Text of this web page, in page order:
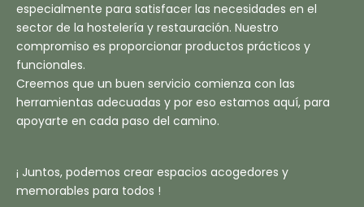
especialmente para satisfacer las necesidades en el
sector de la hostelería y restauración. Nuestro
compromiso es proporcionar productos prácticos y
funcionales.
Creemos que un buen servicio comienza con las
herramientas adecuadas y por eso estamos aquí, para
apoyarte en cada paso del camino.
¡ Juntos, podemos crear espacios acogedores y
memorables para todos !